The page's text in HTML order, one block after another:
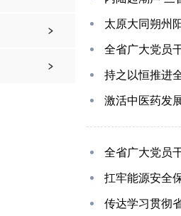
太原大同朔州
全省广大党员
持之以恒推进
激活中医药发
全省广大党员
扛牢能源安全
传达学习贯彻